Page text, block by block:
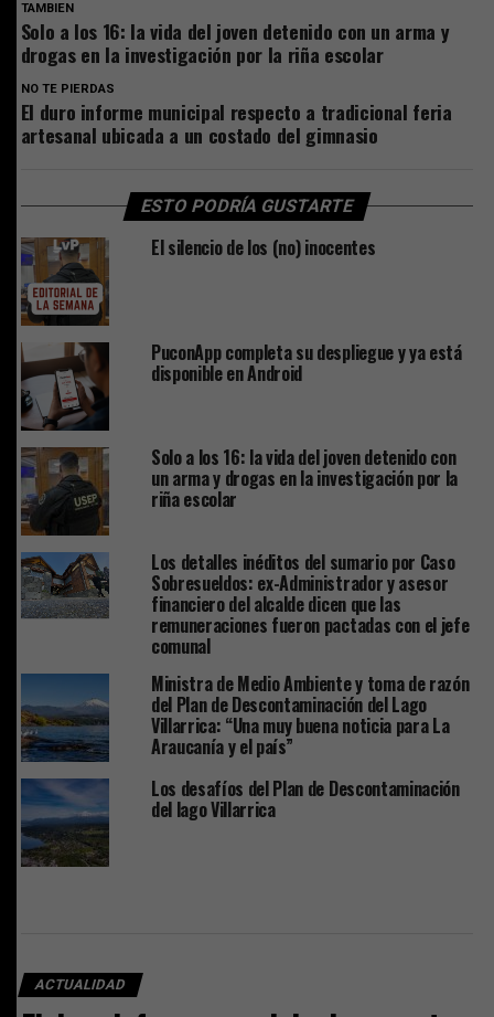
TAMBIEN
Solo a los 16: la vida del joven detenido con un arma y
drogas en la investigación por la riña escolar
NO TE PIERDAS
El duro informe municipal respecto a tradicional feria
artesanal ubicada a un costado del gimnasio
ESTO PODRÍA GUSTARTE
El silencio de los (no) inocentes
PuconApp completa su despliegue y ya está
disponible en Android
Solo a los 16: la vida del joven detenido con
un arma y drogas en la investigación por la
riña escolar
Los detalles inéditos del sumario por Caso
Sobresueldos: ex-Administrador y asesor
financiero del alcalde dicen que las
remuneraciones fueron pactadas con el jefe
comunal
Ministra de Medio Ambiente y toma de razón
del Plan de Descontaminación del Lago
Villarrica: “Una muy buena noticia para La
Araucanía y el país”
Los desafíos del Plan de Descontaminación
del lago Villarrica
ACTUALIDAD